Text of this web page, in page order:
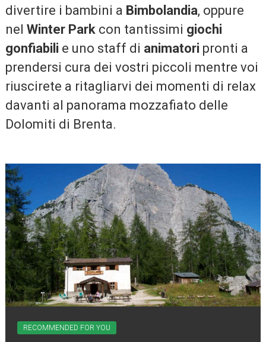
divertire i bambini a Bimbolandia, oppure
nel Winter Park con tantissimi giochi
gonfiabili e uno staff di animatori pronti a
prendersi cura dei vostri piccoli mentre voi
riuscirete a ritagliarvi dei momenti di relax
davanti al panorama mozzafiato delle
Dolomiti di Brenta.
RECOMMENDED FOR YOU